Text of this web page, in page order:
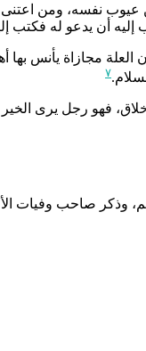
نفسه، ومن اعتنى
أن يدعو له فكتب
العلة مجازاة يأنس
٧
فهو رجل يرى
صاحب وفيات